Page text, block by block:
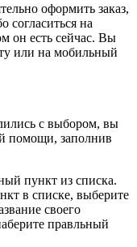
оформить заказ,
согласиться на
он есть сейчас. Вы
или на мобильный
с выбором, вы
помощи, заполнив
пункт из списка.
в списке, выберите
своего
правльный